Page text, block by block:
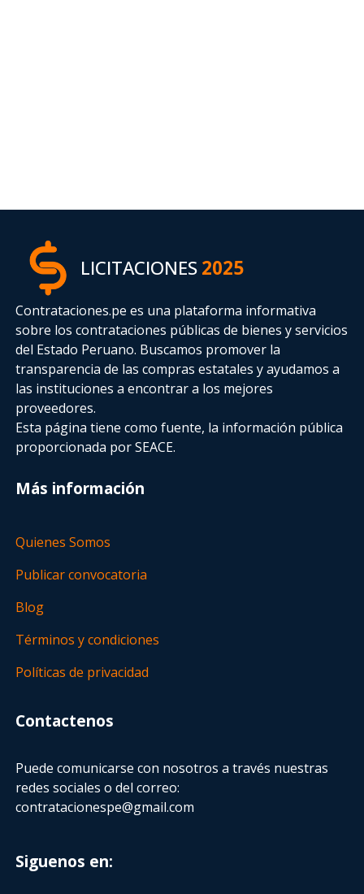
LICITACIONES2025
Contrataciones.pe es una plataforma informativa
sobre los contrataciones públicas de bienes y servicios
del Estado Peruano. Buscamos promover la
transparencia de las compras estatalesy ayudamos a
las instituciones a encontrar a los mejores
proveedores.
Esta página tiene como fuente, la información pública
proporcionada por SEACE.
Más información
Quienes Somos
Publicar convocatoria
Blog
Términos y condiciones
Políticas de privacidad
Contactenos
Puede comunicarse con nosotros a través nuestras
redes sociales o del correo:
contratacionespe@gmail.com
Siguenos en: